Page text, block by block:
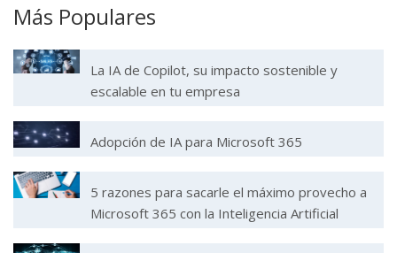
Más Populares
La IA de Copilot, su impacto sostenible y
escalable en tu empresa
Adopción de IA para Microsoft 365
5 razones para sacarle el máximo provecho a
Microsoft 365 con la Inteligencia Artificial